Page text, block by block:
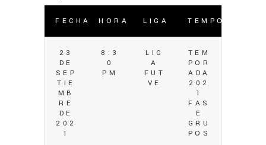
FECHA HORA LIGA TEMPORADA
23
DE
SEP
TIE
MB
RE
DE
202
1
8:3
0
PM
LIG
A
FUT
VE
TEM
POR
ADA
202
1
FAS
E
GRU
POS